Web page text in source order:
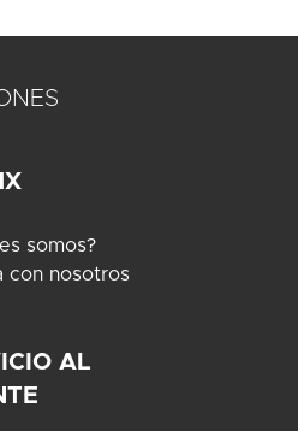
somos?
con nosotros
AL